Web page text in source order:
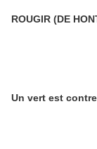
ROUGIR (DE
Un vert est